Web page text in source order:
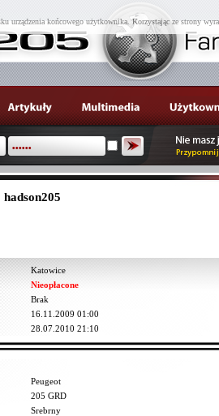
końcowego użytkownika. Korzystając ze strony
Katowice
Nieopłacone
Brak
16.11.2009 01:00
28.07.2010 21:10
Peugeot
205 GRD
Srebrny